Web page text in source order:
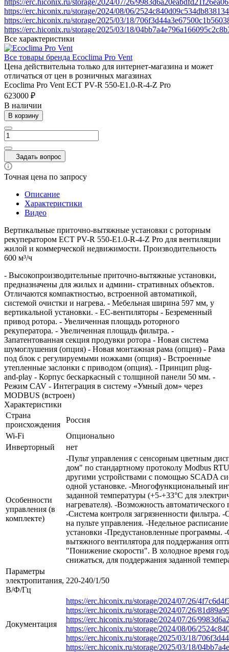
https://erc.hiconix.ru/storage/2024/08/06/
https://erc.hiconix.ru/storage/2025/03/18/
https://erc.hiconix.ru/storage/2025/03/18/
Все характеристики
Все товары бренда Ecoclima Pro Vent
Цена действительна только для интернет-магазина и может
отличаться от цен в розничных магазинах
Ecoclima Pro Vent ECT PV-R 550-E1.0-R-4-Z Pro
623000 ₽
В наличии
В корзину
Задать вопрос
Точная цена по запросу
Описание
Характеристики
Видео
Вертикальные приточно-вытяжные установки с роторным
рекуператором ECT PV-R 550-E1.0-R-4-Z Pro для вентиляции
жилой и коммерческой недвижимости. Производительность
600 м³/ч
- Высокопроизводительные приточно-вытяжные установки,
предназначены для жилых и админи- стративных объектов.
Отличаются компактностью, встроенной автоматикой,
системой очистки и нагрева. - Мебельная ширина 597 мм, у
вертикальной установки. - EC-вентиляторы - Безременный
привод ротора. - Увеличенная площадь роторного
рекуператора. - Увеличенная площадь фильтра. -
Запатентованная секция продувки ротора - Новая система
шумоглушения (опция) - Новая монтажная рама (опция) - Рама
под блок с регулируемыми ножками (опция) - Встроенные
утепленные заслонки с приводом (опция). - Принцип plug-
and-play - Корпус бескаркасный с толщиной панели 50 мм. -
Режим CAV - Интеграция в систему «Умный дом» через
MODBUS (встроен)
Характеристики
Страна
происхождения
Россия
Wi-Fi
Опционально
Инверторный
нет
Особенности
управления (в
комплекте)
-Пульт управления с сенсорным цветным
дом" по стандартному протоколу Modbus
другими устройствами с помощью SCADA
одной установке. -Многофункциональный
заданной температуры (+5-+33°С для
нагревателя). -Возможность
-Система контроля загрязненности фильтра.
на пульте управления. -Недельное
установки -Предустановленные программы.
вытяжного вентилятора для поддержания
"Понижение скорости". В холодное время
снижаться, для поддержания заданной
Параметры
электропитания,
В/Ф/Гц
220-240/1/50
Документация
https://erc.hiconix.ru/storage/2024/07/26/
https://erc.hiconix.ru/storage/2024/07/26/
https://erc.hiconix.ru/storage/2024/07/26/
https://erc.hiconix.ru/storage/2024/08/06/
https://erc.hiconix.ru/storage/2025/03/18/
https://erc.hiconix.ru/storage/2025/03/18/